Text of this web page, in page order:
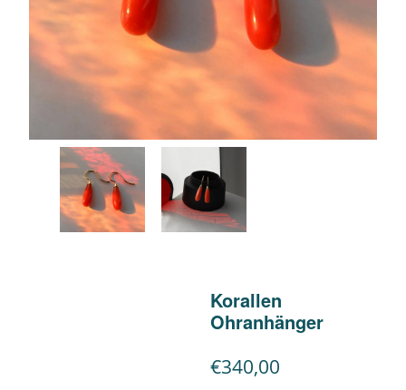
Korallen
Ohranhänger
€340,00